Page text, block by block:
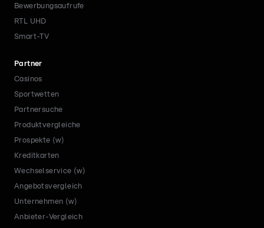
Bewerbungsaufrufe
RTL UHD
Smart-TV
Partner
Casinos
Sportwetten
Partnersuche
Produktvergleiche
Prospekte (w)
Kreditkarten
Wechselservice (w)
Angebotsvergleich
Unternehmen (w)
Anbieter-Vergleich